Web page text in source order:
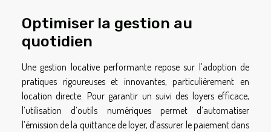
Optimiser la gestion au
quotidien
Une gestion locative performante repose sur l’adoption de
pratiques rigoureuses et innovantes, particulièrement en
location directe. Pour garantir un suivi des loyers efficace,
l’utilisation d’outils numériques permet d’automatiser
l’émission de la quittance de loyer, d’assurer le paiement dans